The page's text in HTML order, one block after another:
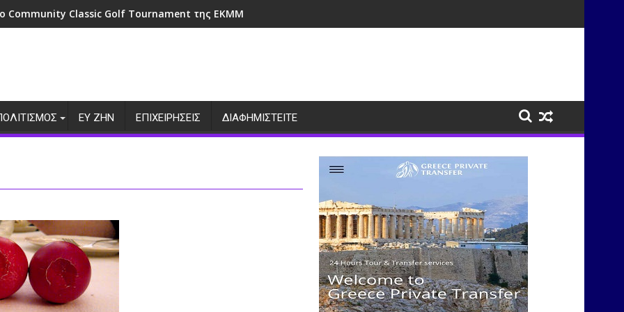
Community Classic Golf Tournament της ΕΚΜΜ
ΕΥ ΖΗΝ ΕΠΙΧΕΙΡΗΣΕΙΣ ΔΙΑΦΗΜΙΣΤΕΙΤΕ